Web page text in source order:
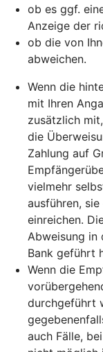
ob es ggf.
Anzeige der
ob die von
abweichen.
Wenn die
mit Ihren
zusätzlich
die
Zahlung auf
vielmehr
ausführen,
einreichen.
Abweisung in
Bank geführt
Wenn die
durchgeführt
auch Fälle,